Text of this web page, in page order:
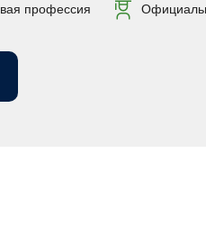
профессия